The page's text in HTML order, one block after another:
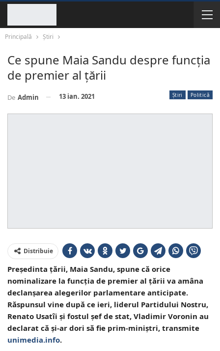
Principală Știri
Ce spune Maia Sandu despre funcția
de premier al țării
Știri Politică
De Admin 13 ian. 2021
Distribuie
Președinta țării, Maia Sandu, spune că orice
nominalizare la funcția de premier al țării va amâna
declanșarea alegerilor parlamentare anticipate.
Răspunsul vine după ce ieri, liderul Partidului Nostru,
Renato Usatîi și fostul șef de stat, Vladimir Voronin au
declarat că și-ar dori să fie prim-miniștri, transmite
unimedia.info.